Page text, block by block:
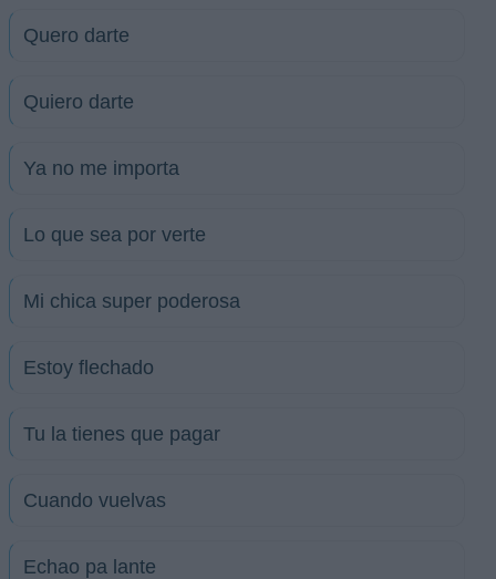
Quero darte
Quiero darte
Ya no me importa
Lo que sea por verte
Mi chica super poderosa
Estoy flechado
Tu la tienes que pagar
Cuando vuelvas
Echao pa lante